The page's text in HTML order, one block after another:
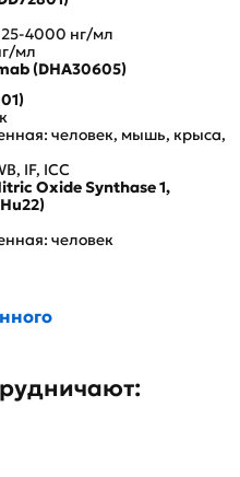
4000 нг/мл
мл
(DHA30605)
человек, мышь, крыса,
IF, ICC
Oxide Synthase 1,
человек